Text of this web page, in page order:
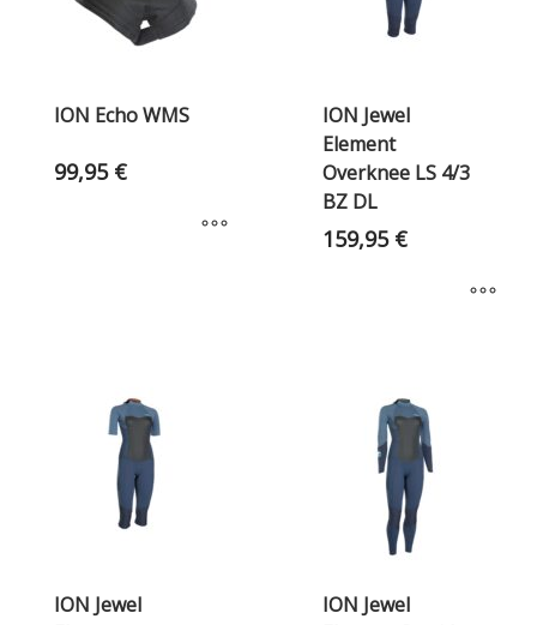
ION Echo WMS
99,95 €
ION Jewel
Element
Overknee LS 4/3
BZ DL
159,95 €
ION Jewel
ION Jewel